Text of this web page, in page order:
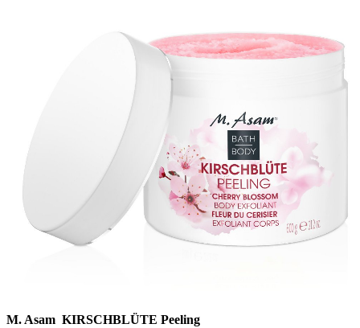
M. Asam KIRSCHBLÜTE Peeling